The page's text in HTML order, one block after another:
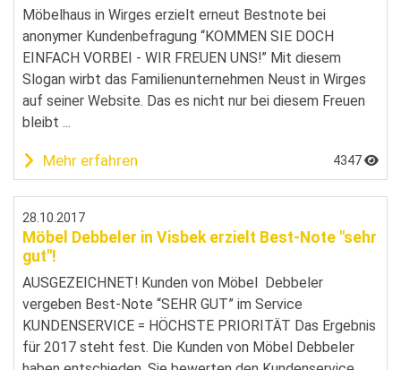
Möbelhaus in Wirges erzielt erneut Bestnote bei
anonymer Kundenbefragung “KOMMEN SIE DOCH
EINFACH VORBEI - WIR FREUEN UNS!” Mit diesem
Slogan wirbt das Familienunternehmen Neust in Wirges
auf seiner Website. Das es nicht nur bei diesem Freuen
bleibt ...
Mehr erfahren 4347
28.10.2017
Möbel Debbeler in Visbek erzielt Best-Note "sehr
gut"!
AUSGEZEICHNET! Kunden von Möbel Debbeler
vergeben Best-Note “SEHR GUT” im Service
KUNDENSERVICE = HÖCHSTE PRIORITÄT Das Ergebnis
für 2017 steht fest. Die Kunden von Möbel Debbeler